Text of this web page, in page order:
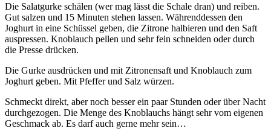
Die Salatgurke schälen (wer mag lässt die Schale dran) und reiben.
Gut salzen und 15 Minuten stehen lassen. Währenddessen den
Joghurt in eine Schüssel geben, die Zitrone halbieren und den Saft
auspressen. Knoblauch pellen und sehr fein schneiden oder durch
die Presse drücken.
Die Gurke ausdrücken und mit Zitronensaft und Knoblauch zum
Joghurt geben. Mit Pfeffer und Salz würzen.
Schmeckt direkt, aber noch besser ein paar Stunden oder über Nacht
durchgezogen. Die Menge des Knoblauchs hängt sehr vom eigenen
Geschmack ab. Es darf auch gerne mehr sein…